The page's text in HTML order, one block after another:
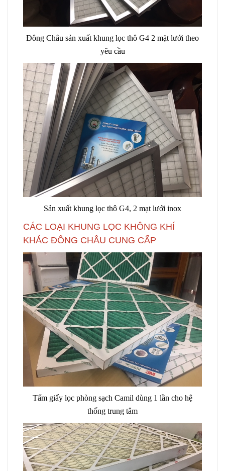
Đông Châu sản xuất khung lọc thô G4 2 mặt lưới theo
yêu cầu
Sản xuất khung lọc thô G4, 2 mạt lưới inox
CÁC LOẠI KHUNG LỌC KHÔNG KHÍ
KHÁC ĐÔNG CHÂU CUNG CẤP
Tấm giấy lọc phòng sạch Camil dùng 1 lần cho hệ
thống trung tâm